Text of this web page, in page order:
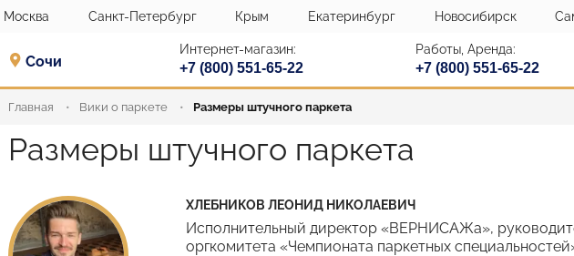
Москва Санкт-Петербург Крым Екатеринбург Новосибирск
Сочи
Интернет-магазин:
+7 (800) 551-65-22
Работы, Аренда:
+7 (800) 551-65-22
Главная Вики о паркете Размеры штучного паркета
Размеры штучного паркета
ХЛЕБНИКОВ ЛЕОНИД НИКОЛАЕВИЧ
Исполнительный директор «ВЕРНИСАЖа»,
оргкомитета «Чемпионата паркетных